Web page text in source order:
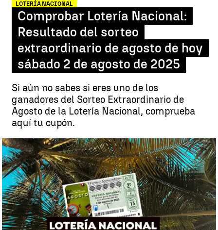
LOTERÍA NACIONAL
Comprobar Lotería Nacional:
Resultado del sorteo
extraordinario de agosto de hoy
sábado 2 de agosto de 2025
Si aún no sabes si eres uno de los
ganadores del Sorteo Extraordinario de
Agosto de la Lotería Nacional, comprueba
aquí tu cupón.